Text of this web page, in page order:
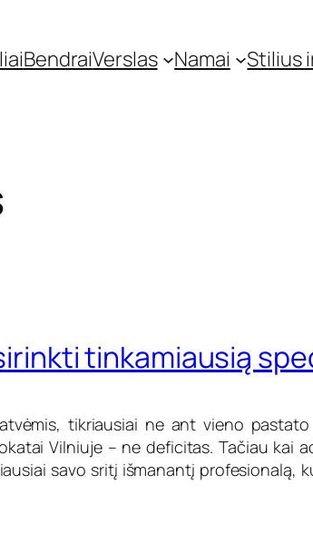
BendraiVerslas Namai Stilius
tinkamiausią
tikriausiai ne ant vieno
Vilniuje – ne deficitas. Tačiau kai
savo sritį išmanantį